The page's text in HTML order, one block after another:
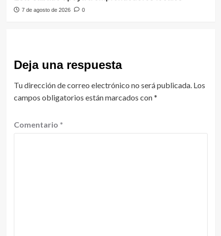
7 de agosto de 2026 0
Deja una respuesta
Tu dirección de correo electrónico no será publicada. Los
campos obligatorios están marcados con*
Comentario *